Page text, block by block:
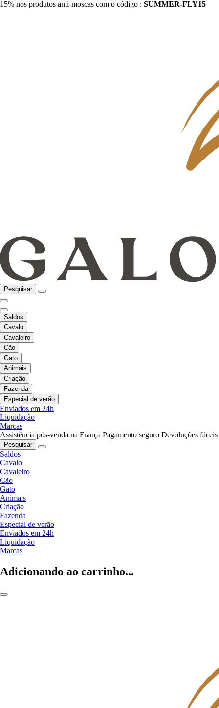
15% nos produtos anti-moscas com o código : SUMMER-FLY15
Pesquisar
Saldos
Cavalo
Cavaleiro
Cão
Gato
Animais
Criação
Fazenda
Especial de verão
Enviados em 24h
Liquidação
Marcas
Assistência pós-venda na França Pagamento seguro Devoluções fáceis
Pesquisar
Saldos
Cavalo
Cavaleiro
Cão
Gato
Animais
Criação
Fazenda
Especial de verão
Enviados em 24h
Liquidação
Marcas
Adicionando ao carrinho...